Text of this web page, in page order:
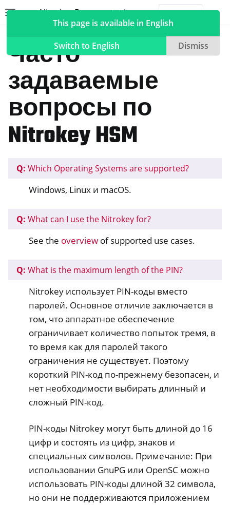
Nitrokey Documentation
navigation of Nitrokeys
navigation of Features
navigation of Nitrokey 3
navigation of Nitrokey Passkey
navigation of Nitrokey HSM 2
navigation of Nitrokey Start
navigation of NitroPad, NitroPC
navigation of NitroPhone, NitroTablet
navigation of NextBox
navigation of NetHSM
navigation of NitroWall
navigation of NitroWall NW750
navigation of Программное обеспечение
Часто
задаваемые
вопросы по
Nitrokey HSM
Q: Which Operating Systems are supported?
Windows, Linux и macOS.
Q: What can I use the Nitrokey for?
See the overview of supported use cases.
Q: What is the maximum length of the PIN?
Nitrokey использует PIN-коды вместо
паролей. Основное отличие заключается в
том, что аппаратное обеспечение
ограничивает количество попыток тремя, в
то время как для паролей такого
ограничения не существует. Поэтому
короткий PIN-код по-прежнему безопасен, и
нет необходимости выбирать длинный и
сложный PIN-код.
PIN-коды Nitrokey могут быть длиной до 16
цифр и состоять из цифр, знаков и
специальных символов. Примечание: При
использовании GnuPG или OpenSC можно
использовать PIN-коды длиной 32 символа,
но они не поддерживаются приложением
This page is available in English
Switch to English
Dismiss